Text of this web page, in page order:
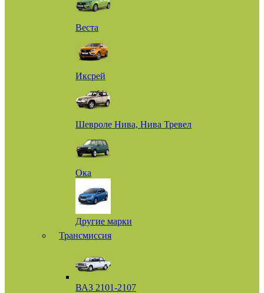
Веста
Иксрей
Шевроле Нива, Нива Тревел
Ока
Другие марки
Трансмиссия
ВАЗ 2101-2107